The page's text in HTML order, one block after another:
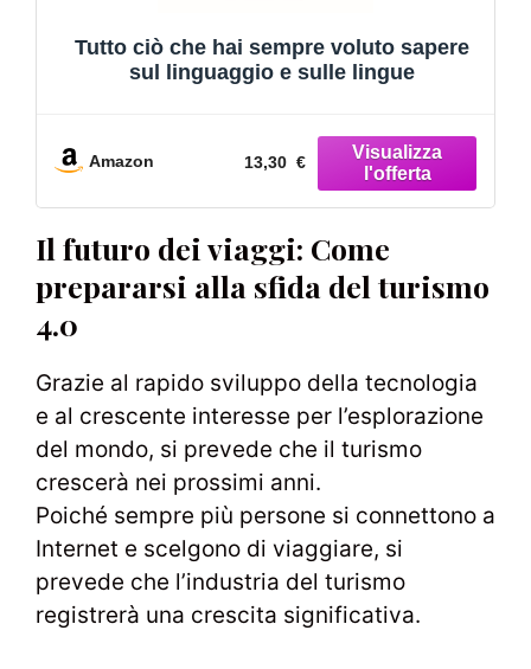
Tutto ciò che hai sempre voluto sapere
sul linguaggio e sulle lingue
Amazon 13,30 €
Il futuro dei viaggi: Come
prepararsi alla sfida del turismo
4.0
Grazie al rapido sviluppo della tecnologia
e al crescente interesse per l’esplorazione
del mondo, si prevede che il turismo
crescerà nei prossimi anni.
Poiché sempre più persone si connettono a
Internet e scelgono di viaggiare, si
prevede che l’industria del turismo
registrerà una crescita significativa.